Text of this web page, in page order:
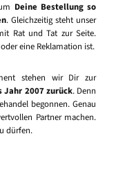
Deine Bestellung so
. Gleichzeitig steht unser
Rat und Tat zur Seite.
eine Reklamation ist.
stehen wir Dir zur
Jahr 2007 zurück. Denn
begonnen. Genau
Partner machen.
dürfen.